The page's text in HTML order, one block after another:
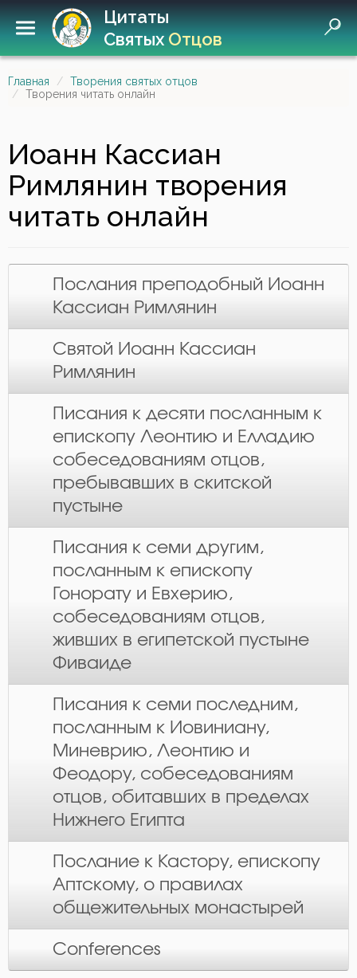
Цитаты
СвятыхОтцов
Главная
Творения святых отцов
Творения читать онлайн
Иоанн Кассиан
Римлянин творения
читать онлайн
Послания преподобный Иоанн
Кассиан Римлянин
Святой Иоанн Кассиан
Римлянин
Писания к десяти посланным к
епископу Леонтию и Елладию
собеседованиям отцов,
пребывавших в скитской
пустыне
Писания к семи другим,
посланным к епископу
Гонорату и Евхерию,
собеседованиям отцов,
живших в египетской пустыне
Фиваиде
Писания к семи последним,
посланным к Иовиниану,
Миневрию, Леонтию и
Феодору, собеседованиям
отцов, обитавших в пределах
Нижнего Египта
Послание к Кастору, епископу
Аптскому, о правилах
общежительных монастырей
Conferences